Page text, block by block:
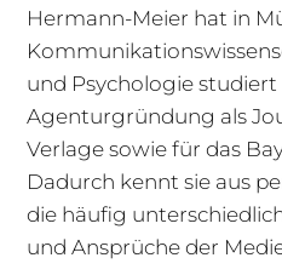
Hermann-Meier hat in
und Psychologie
Agenturgründung als
Verlage sowie für das
Dadurch kennt sie aus
die häufig
und Ansprüche der